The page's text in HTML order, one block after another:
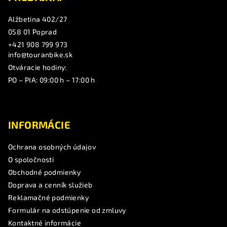
Alžbetina 402/27
058 01 Poprad
+421 908 799 973
info@touranbike.sk
Otváracie hodiny:
PO – PIA: 09:00 h – 17:00 h
INFORMÁCIE
Ochrana osobných údajov
O spoločnosti
Obchodné podmienky
Doprava a cenník služieb
Reklamačné podmienky
Formulár na odstúpenie od zmluvy
Kontaktné informácie